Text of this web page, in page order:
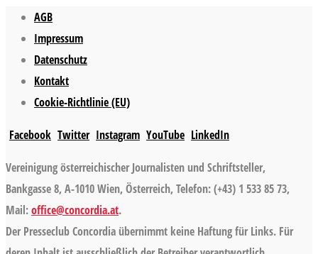
AGB
Impressum
Datenschutz
Kontakt
Cookie-Richtlinie (EU)
Facebook Twitter Instagram YouTube LinkedIn
Vereinigung österreichischer Journalisten und Schriftsteller,
Bankgasse 8, A-1010 Wien, Österreich, Telefon: (+43) 1 533 85 73,
Mail:office@concordia.at.
Der Presseclub Concordia übernimmt keine Haftung für Links. Für